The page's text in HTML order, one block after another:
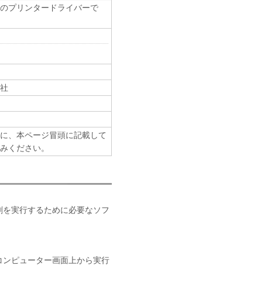
プリンタードライバーで
、本ページ冒頭に記載して
ください。
実行するために必要なソフ
ピューター画面上から実行